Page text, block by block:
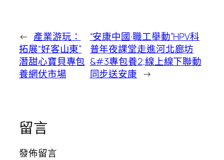
← 產業游玩：
拓展“好客山東”
潛甜心寶貝專包
養網伏市場
“安康中國·職工舉動”HPV科
普年夜課堂走進河北廊坊
&#3專包養2;線上線下聯動
同步送安康 →
留言
發佈留言